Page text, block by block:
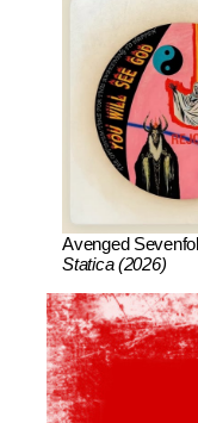
Avenged
Statica (2026)